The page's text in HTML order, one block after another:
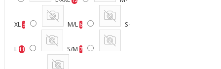
XL 3 M/L 6 S-
L 11 S/M 7